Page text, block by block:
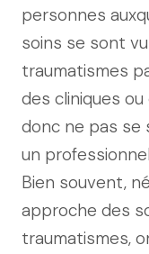
personnes
soins se sont
traumatismes
des cliniques
donc ne pas se
un
Bien souvent,
approche des
traumatismes,